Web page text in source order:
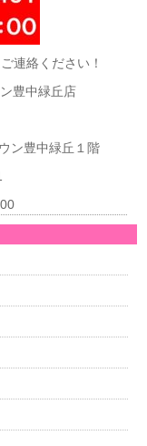
連絡ください！
豊中緑丘店
ン豊中緑丘１階